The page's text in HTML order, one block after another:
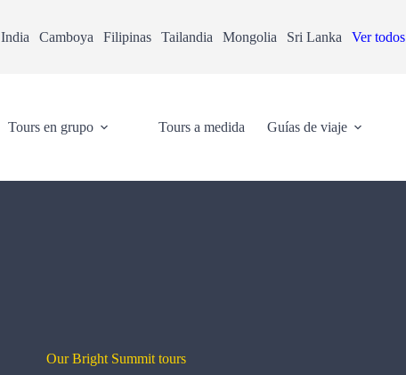
India Camboya Filipinas Tailandia Mongolia Sri Lanka Ver
Tours en grupo Tours a medida Guías de viaje
Our Bright Summit tours